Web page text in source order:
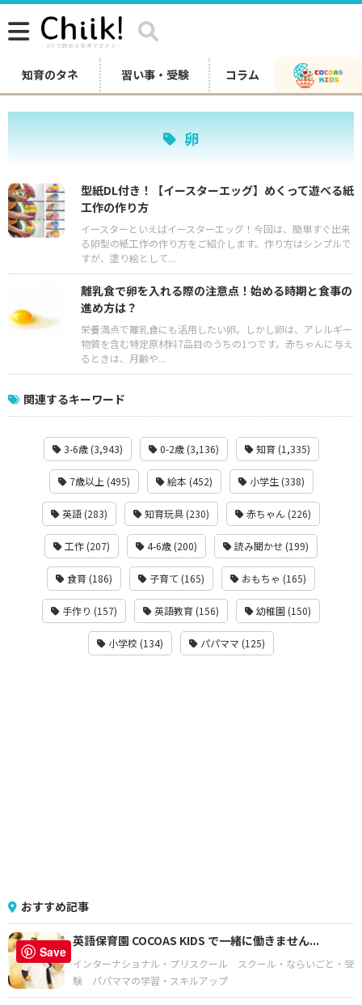
知育のタネ 習い事・受験 コラム
卵
型紙DL付き！【イースターエッグ】めくって遊べる紙
工作の作り方
イースターといえばイースターエッグ！今回は、簡単すぐ出来
る卵型の紙工作の作り方をご紹介します。作り方はシンプルで
すが、塗り絵として...
離乳食で卵を入れる際の注意点！始める時期と食事の
進め方は？
栄養満点で離乳食にも活用したい卵。しかし卵は、アレルギー
物質を含む特定原材料7品目のうちの1つです。赤ちゃんに与え
るときは、月齢や...
関連するキーワード
3-6歳 (3,943) 0-2歳 (3,136) 知育 (1,335)
7歳以上 (495) 絵本 (452) 小学生 (338)
英語 (283) 知育玩具 (230) 赤ちゃん (226)
工作 (207) 4-6歳 (200) 読み聞かせ (199)
食育 (186) 子育て (165) おもちゃ (165)
手作り (157) 英語教育 (156) 幼稚園 (150)
小学校 (134) パパママ (125)
おすすめ記事
英語保育園 COCOAS KIDS で一緒に働きません...
インターナショナル・プリスクール
スクール・ならいごと・受
験
パパママの学習・スキルアップ
Save